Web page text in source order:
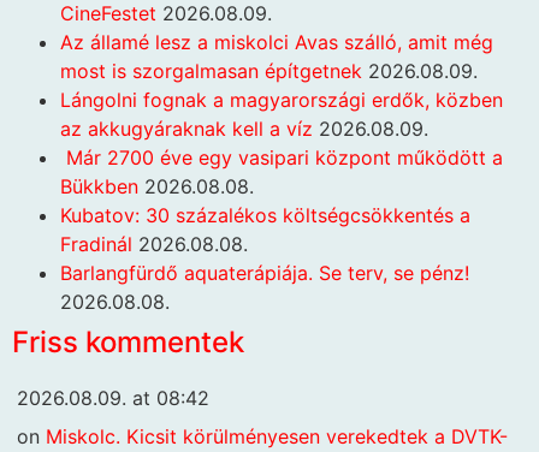
CineFestet 2026.08.09.
Az államé lesz a miskolci Avas szálló, amit még
most is szorgalmasan építgetnek 2026.08.09.
Lángolni fognak a magyarországi erdők, közben
az akkugyáraknak kell a víz 2026.08.09.
Már 2700 éve egy vasipari központ működött a
Bükkben 2026.08.08.
Kubatov: 30 százalékos költségcsökkentés a
Fradinál 2026.08.08.
Barlangfürdő aquaterápiája. Se terv, se pénz!
2026.08.08.
Friss kommentek
2026.08.09. at 08:42
on Miskolc. Kicsit körülményesen verekedtek a DVTK-